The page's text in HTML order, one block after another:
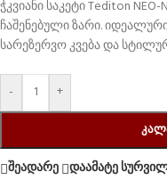
ჭკვიანი საკეტი Tediton
ჩაშენებული ზარი.
სარეზერვო კვება და
- +
შეადარე დაამატე